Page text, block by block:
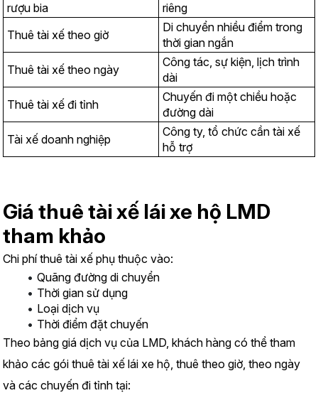
rượu bia
riêng
Thuê tài xế theo giờ
Di chuyển nhiều điểm trong
thời gian ngắn
Thuê tài xế theo ngày
Công tác, sự kiện, lịch trình
dài
Thuê tài xế đi tỉnh
Chuyến đi một chiều hoặc
đường dài
Tài xế doanh nghiệp
Công ty, tổ chức cần tài xế
hỗ trợ
Giá thuê tài xế lái xe hộ LMD
tham khảo
Chi phí thuê tài xế phụ thuộc vào:
Quãng đường di chuyển
Thời gian sử dụng
Loại dịch vụ
Thời điểm đặt chuyến
Theo bảng giá dịch vụ của LMD, khách hàng có thể tham
khảo các gói thuê tài xế lái xe hộ, thuê theo giờ, theo ngày
và các chuyến đi tỉnh tại: